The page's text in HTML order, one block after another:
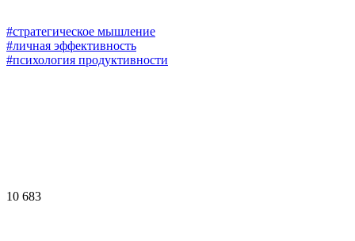
#стратегическое мышление
#личная эффективность
#психология продуктивности
10 683